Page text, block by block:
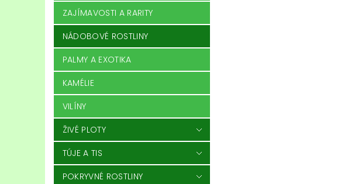
ZAJÍMAVOSTI A RARITY
NÁDOBOVÉ ROSTLINY
PALMY A EXOTIKA
KAMÉLIE
VILÍNY
ŽIVÉ PLOTY
TÚJE A TIS
POKRYVNÉ ROSTLINY